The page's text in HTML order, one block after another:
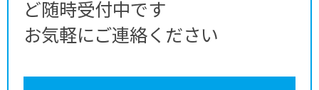
ど随時受付中です
お気軽にご連絡ください